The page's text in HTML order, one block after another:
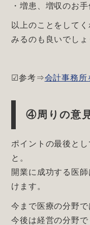
・増患、増収のお手
以上のことをして
みるのも良いでしょ
☑参考⇒会計事務所
④周りの意
ポイントの最後と
と。
開業に成功する医
けます。
今まで医療の分野で
今後は経営の分野